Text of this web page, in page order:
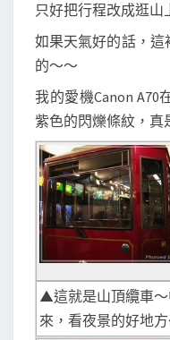
只好把行程改成逛山
如果天氣好的話，
的～～
我的愛機Canon
紫色的閃爍條紋，
▲這就是山頂纜車
來，看夜景的好地